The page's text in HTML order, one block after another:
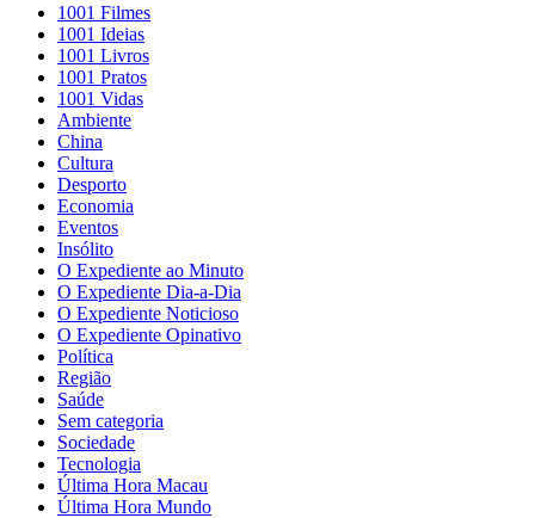
1001 Filmes
1001 Ideias
1001 Livros
1001 Pratos
1001 Vidas
Ambiente
China
Cultura
Desporto
Economia
Eventos
Insólito
O Expediente ao Minuto
O Expediente Dia-a-Dia
O Expediente Noticioso
O Expediente Opinativo
Política
Região
Saúde
Sem categoria
Sociedade
Tecnologia
Última Hora Macau
Última Hora Mundo